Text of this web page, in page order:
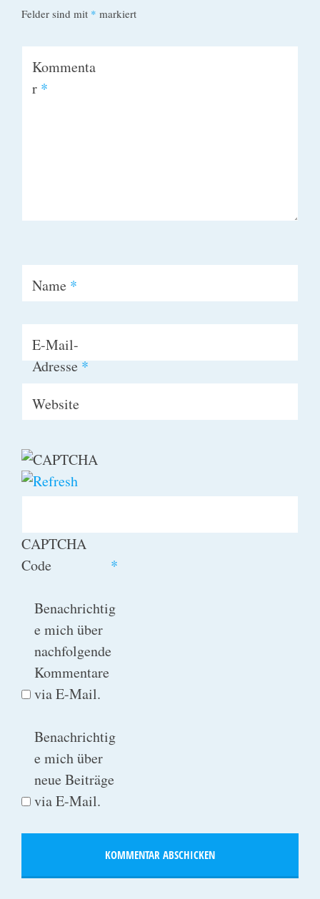
Felder sind mit * markiert
Kommenta
r *
Name *
E-Mail-
Adresse*
Website
CAPTCHA
Code
*
Benachrichtig
e mich über
nachfolgende
Kommentare
via E-Mail.
Benachrichtig
e mich über
neue Beiträge
via E-Mail.